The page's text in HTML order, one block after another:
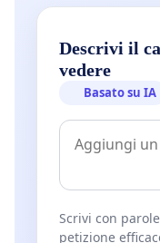
Descrivi il
vedere
Basato su IA
Scrivi con
petizione